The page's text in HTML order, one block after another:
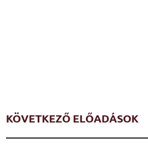
KÖVETKEZŐ ELŐADÁSOK